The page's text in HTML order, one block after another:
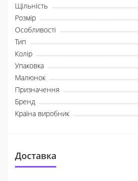
Щільність
Розмір
Особливості
Тип
Колір
Упаковка
Малюнок
Призначення
Бренд
Країна виробник
Доставка